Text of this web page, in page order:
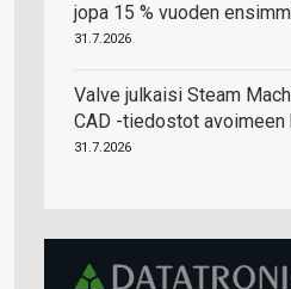
jopa 15 % vuoden
31.7.2026
Valve julkaisi Steam
CAD -tiedostot avoimeen
31.7.2026